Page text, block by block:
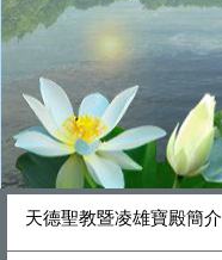
天德聖教暨凌雄寶殿簡介